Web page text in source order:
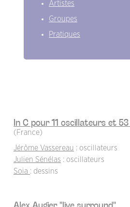
Artistes
Groupes
Pratiques
In C pour 11 oscillateurs et
(France)
Jérôme Vassereau : oscillateurs
Julien Sénélas : oscillateurs
Soia : dessins
Alex Augier "live surround"